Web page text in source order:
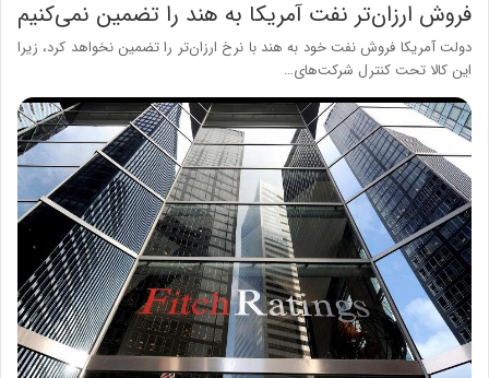
فروش ارزان‌تر نفت آمریکا به هند را تضمین نمی‌کنیم
دولت آمریکا فروش نفت خود به هند با نرخ ارزان‌تر را تضمین نخواهد کرد، زیرا
این کالا تحت کنترل شرکت‌های…